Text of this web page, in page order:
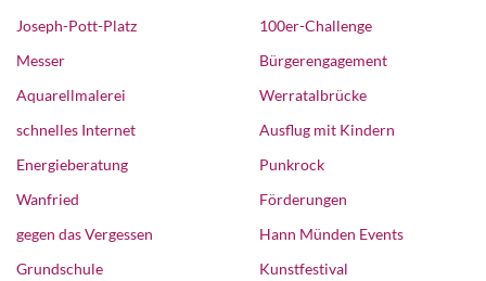
Joseph-Pott-Platz
Messer
Aquarellmalerei
schnelles Internet
Energieberatung
Wanfried
gegen das Vergessen
Grundschule
100er-Challenge
Bürgerengagement
Werratalbrücke
Ausflug mit Kindern
Punkrock
Förderungen
Hann Münden Events
Kunstfestival